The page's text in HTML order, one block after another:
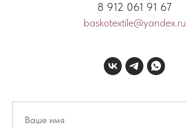
8 912 061 91 67
baskotextile@yandex.ru